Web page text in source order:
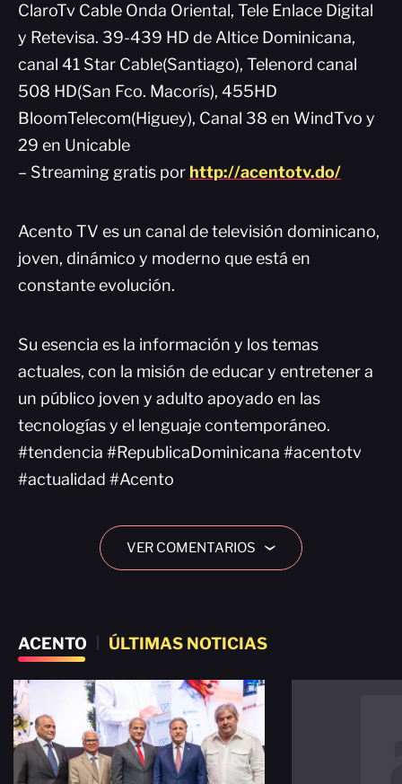
ClaroTv Cable Onda Oriental, Tele Enlace Digital
y Retevisa. 39-439 HD de Altice Dominicana,
canal 41 Star Cable(Santiago), Telenord canal
508 HD(San Fco. Macorís), 455HD
BloomTelecom(Higuey), Canal 38 en WindTvo y
29 en Unicable
– Streaming gratis por http://acentotv.do/
Acento TV es un canal de televisión dominicano,
joven, dinámico y moderno que está en
constante evolución.
Su esencia es la información y los temas
actuales, con la misión de educar y entretener a
un público joven y adulto apoyado en las
tecnologías y el lenguaje contemporáneo.
#tendencia #RepublicaDominicana #acentotv
#actualidad #Acento
VER COMENTARIOS ›
ACENTO ÚLTIMAS NOTICIAS